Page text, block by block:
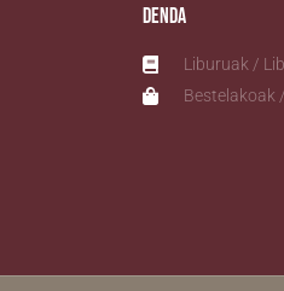
Denda
Liburuak /
Bestelakoak